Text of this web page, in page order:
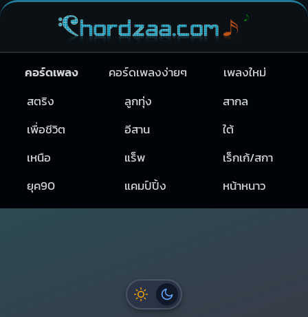
คอร์ดเพลง คอร์ดเพลงง่ายๆ
เพลงใหม่
สตริง
ลูกทุ่ง
สากล
เพื่อชีวิต
อีสาน
ใต้
เหนือ
แร็พ
เร็กเก้/สกา
ยุค90
แคมป์ปิ้ง หน้าหนาว